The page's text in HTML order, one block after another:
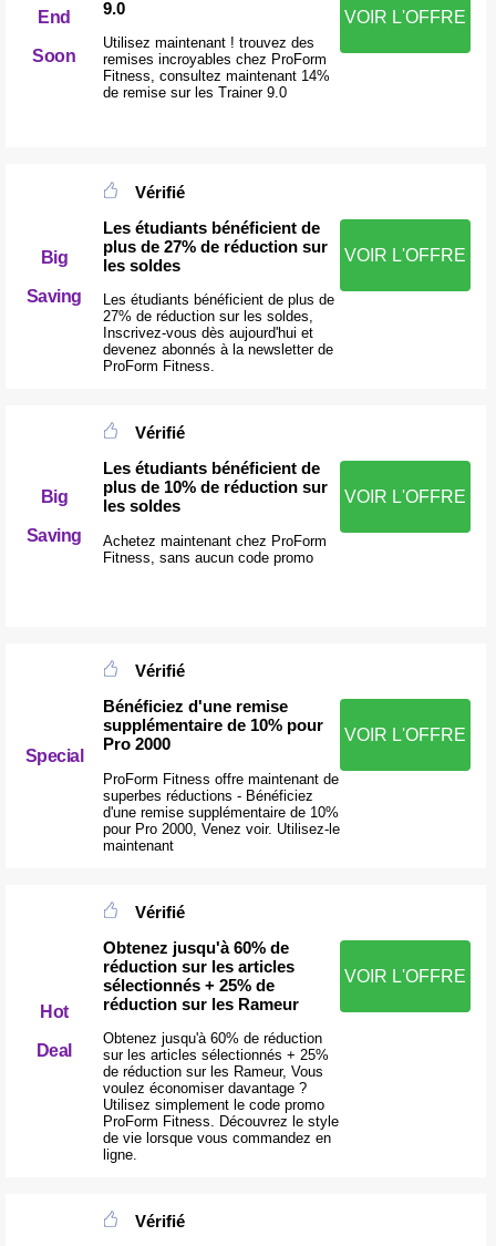
End
Soon
9.0
Utilisez maintenant ! trouvez des
remises incroyables chez ProForm
Fitness, consultez maintenant 14%
de remise sur les Trainer 9.0
VOIR L'OFFRE
Big
Saving
Vérifié
Les étudiants bénéficient de
plus de 27% de réduction sur
les soldes
Les étudiants bénéficient de plus de
27% de réduction sur les soldes,
Inscrivez-vous dès aujourd'hui et
devenez abonnés à la newsletter de
ProForm Fitness.
VOIR L'OFFRE
Big
Saving
Vérifié
Les étudiants bénéficient de
plus de 10% de réduction sur
les soldes
Achetez maintenant chez ProForm
Fitness, sans aucun code promo
VOIR L'OFFRE
Special
Vérifié
Bénéficiez d'une remise
supplémentaire de 10% pour
Pro 2000
ProForm Fitness offre maintenant de
superbes réductions - Bénéficiez
d'une remise supplémentaire de 10%
pour Pro 2000, Venez voir. Utilisez-le
maintenant
VOIR L'OFFRE
Hot
Deal
Vérifié
Obtenez jusqu'à 60% de
réduction sur les articles
sélectionnés + 25% de
réduction sur les Rameur
Obtenez jusqu'à 60% de réduction
sur les articles sélectionnés + 25%
de réduction sur les Rameur, Vous
voulez économiser davantage ?
Utilisez simplement le code promo
ProForm Fitness. Découvrez le style
de vie lorsque vous commandez en
ligne.
VOIR L'OFFRE
Vérifié